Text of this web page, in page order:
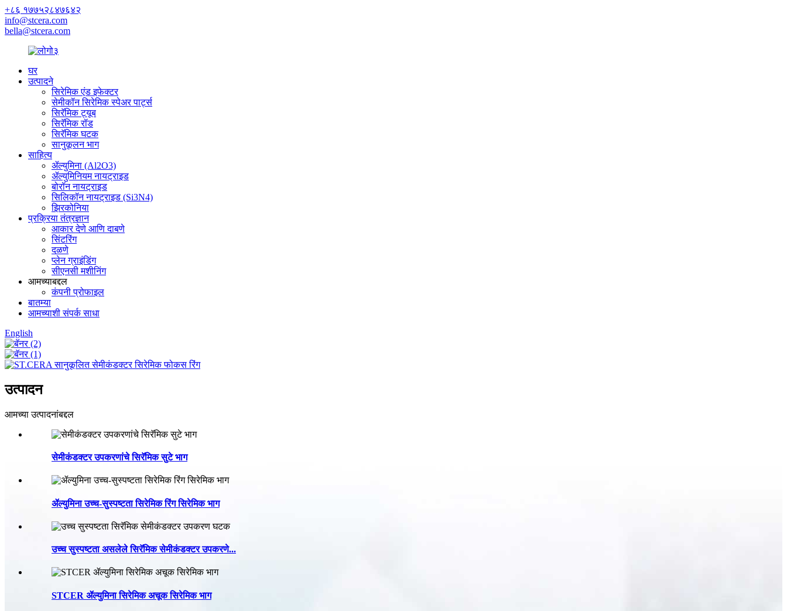
+८६ १७७५२८४७६४२
info@stcera.com
bella@stcera.com
घर
उत्पादने
सिरेमिक एंड इफेक्टर
सेमीकॉन सिरेमिक स्पेअर पार्ट्स
सिरॅमिक ट्यूब
सिरॅमिक रॉड
सिरॅमिक घटक
सानुकूलन भाग
साहित्य
ॲल्युमिना (Al2O3)
ॲल्युमिनियम नायट्राइड
बोरॉन नायट्राइड
सिलिकॉन नायट्राइड (Si3N4)
झिरकोनिया
प्रक्रिया तंत्रज्ञान
आकार देणे आणि दाबणे
सिंटरिंग
दळणे
प्लेन ग्राइंडिंग
सीएनसी मशीनिंग
आमच्याबद्दल
कंपनी प्रोफाइल
बातम्या
आमच्याशी संपर्क साधा
English
उत्पादन
आमच्या उत्पादनांबद्दल
सेमीकंडक्टर उपकरणांचे सिरॅमिक सुटे भाग
ॲल्युमिना उच्च-सुस्पष्टता सिरेमिक रिंग सिरेमिक भाग
उच्च सुस्पष्टता असलेले सिरॅमिक सेमीकंडक्टर उपकरणे...
STCER ॲल्युमिना सिरेमिक अचूक सिरेमिक भाग